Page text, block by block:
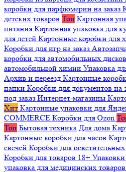
коробки для парфюмерии на заказ
детских товаров Топ Картонная
питания Картонная упаковка для
для детей Картонные коробки для
Коробки для игр на заказ
коробки для автомобильных дисков
автомобильной химии Упаковка
Архив и переезд Картонные
папки Коробки для документов на
под заказ Интернет-магазины
Хит Картонные упаковки для
COMMERCE Коробки для Ozon
Топ Бытовая техника Для дома
Картонные коробки для часов
свечей Коробки для
Коробки для товаров 18+ Упаковки
упаковка для медицинских товаров